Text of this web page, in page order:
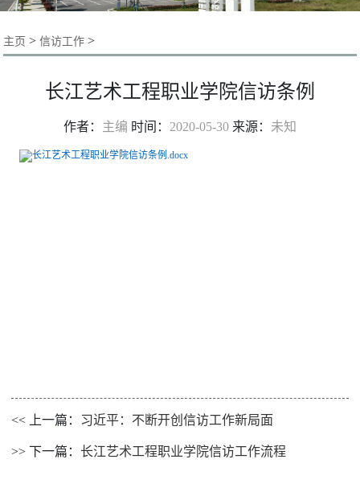
主页 >信访工作 >
长江艺术工程职业学院信访条例
作者： 主编 时间： 2020-05-30 来源： 未知
长江艺术工程职业学院信访条例.docx
<< 上一篇： 习近平：不断开创信访工作新局面
>> 下一篇： 长江艺术工程职业学院信访工作流程